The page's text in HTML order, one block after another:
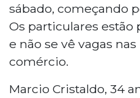
sábado, começando
Os particulares
e não se vê vagas
comércio.
Marcio Cristaldo, 34